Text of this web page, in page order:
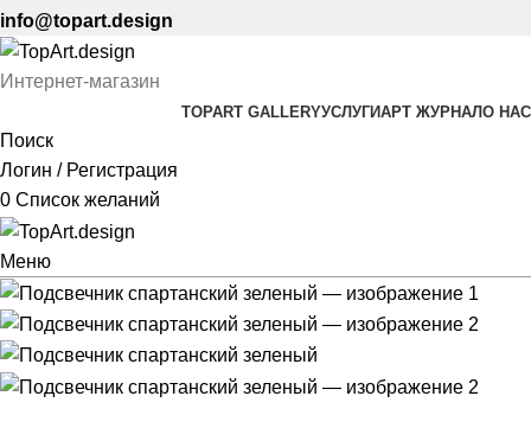
info@topart.design
Интернет-магазин
TOPART GALLERYУСЛУГИАРТ ЖУРНАЛО НАС
Поиск
Логин / Регистрация
0 Список желаний
Меню